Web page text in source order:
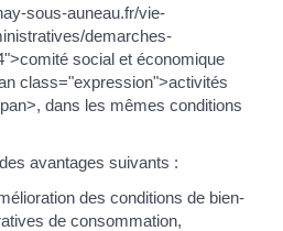
sous-auneau.fr/vie-
demarches-
social et économique
class="expression">activités
dans les mêmes conditions
avantages suivants :
des conditions de bien-
de consommation,